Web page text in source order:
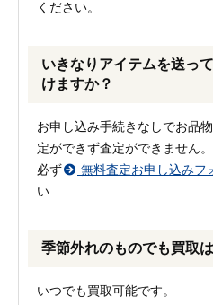
ください。
いきなりアイテムを送っ
けますか？
お申し込み手続きなしでお品
定ができず査定ができません。
必ず
無料査定お申し込みフ
い
季節外れのものでも買取
いつでも買取可能です。